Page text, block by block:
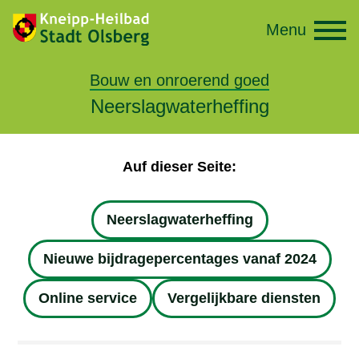
Bouw en onroerend goed
Neerslagwaterheffing
Menu
Auf dieser Seite:
Neerslagwaterheffing
Nieuwe bijdragepercentages vanaf 2024
Online service Vergelijkbare diensten